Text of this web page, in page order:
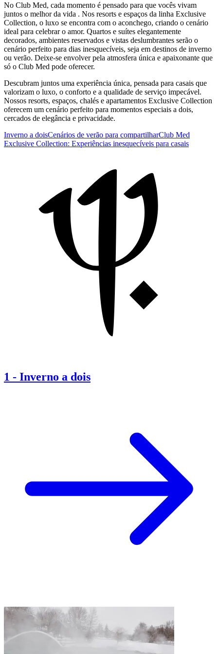
No Club Med, cada momento é pensado para que vocês vivam
juntos o melhor da vida . Nos resorts e espaços da linha Exclusive
Collection, o luxo se encontra com o aconchego, criando o cenário
ideal para celebrar o amor. Quartos e suítes elegantemente
decorados, ambientes reservados e vistas deslumbrantes serão o
cenário perfeito para dias inesquecíveis, seja em destinos de inverno
ou verão. Deixe-se envolver pela atmosfera única e apaixonante que
só o Club Med pode oferecer.
Descubram juntos uma experiência única, pensada para casais que
valorizam o luxo, o conforto e a qualidade de serviço impecável.
Nossos resorts, espaços, chalés e apartamentos Exclusive Collection
oferecem um cenário perfeito para momentos especiais a dois,
cercados de elegância e privacidade.
Inverno a doisCenários de verão para compartilharClub Med
Exclusive Collection: Experiências inesquecíveis para casais
1 - Inverno a dois